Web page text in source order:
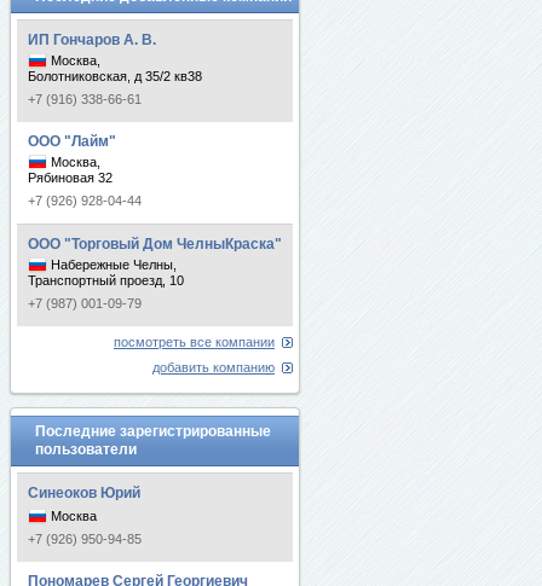
ИП Гончаров А. В.
Москва,
Болотниковская, д 35/2 кв38
+7 (916) 338-66-61
ООО "Лайм"
Москва,
Рябиновая 32
+7 (926) 928-04-44
ООО "Торговый Дом ЧелныКраска"
Набережные Челны,
Транспортный проезд, 10
+7 (987) 001-09-79
посмотреть все компании
добавить компанию
Последние зарегистрированные
пользователи
Синеоков Юрий
Москва
+7 (926) 950-94-85
Пономарев Сергей Георгиевич